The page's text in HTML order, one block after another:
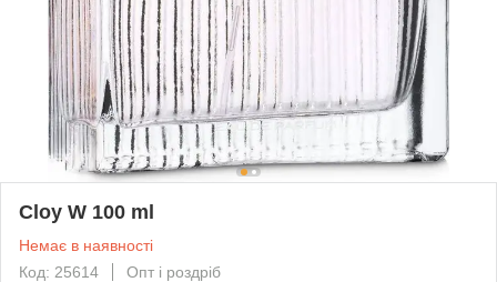
Cloy W 100 ml
Немає в наявності
Код: 25614
Опт і роздріб